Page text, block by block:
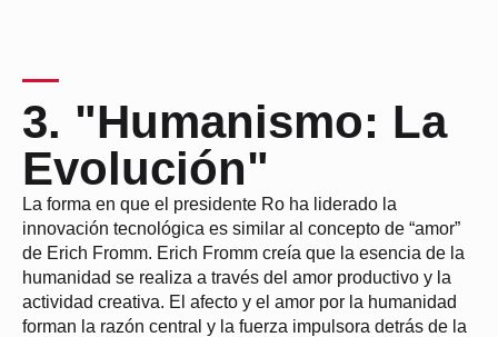
3. "Humanismo: La
Evolución"
La forma en que el presidente Ro ha liderado la
innovación tecnológica es similar al concepto de “amor”
de Erich Fromm. Erich Fromm creía que la esencia de la
humanidad se realiza a través del amor productivo y la
actividad creativa. El afecto y el amor por la humanidad
forman la razón central y la fuerza impulsora detrás de la